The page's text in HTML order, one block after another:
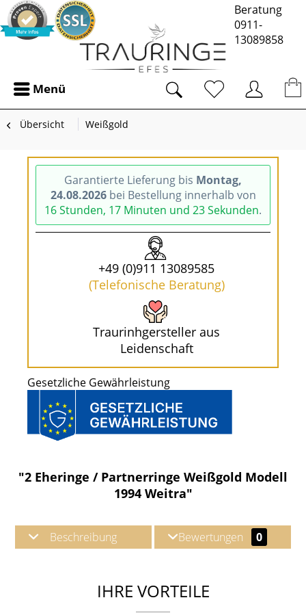
Beratung
0911-
13089858
Menü
Übersicht Weißgold
Garantierte Lieferung bis Montag,
24.08.2026bei Bestellung innerhalb von
16 Stunden, 17 Minuten und 22 Sekunden.
+49 (0)911 13089585
(Telefonische Beratung)
Traurinhgersteller aus
Leidenschaft
Gesetzliche Gewährleistung
"2 Eheringe / Partnerringe Weißgold Modell
1994 Weitra"
Beschreibung Bewertungen 0
IHRE VORTEILE